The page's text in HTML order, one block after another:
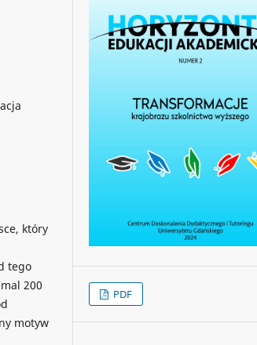
który
tego
200
motyw
PDF